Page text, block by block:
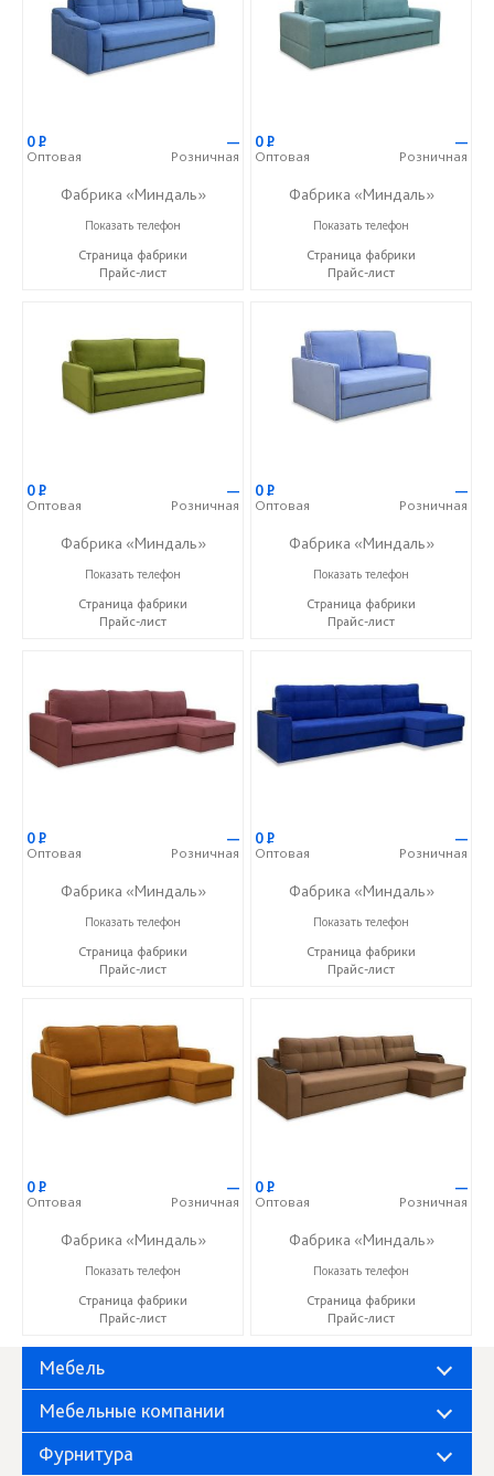
0Р
Оптовая
—
Розничная
Фабрика «Миндаль»
+7 (927) 630-62-82
Показать телефон
Страница фабрики
Прайс-лист
0Р
Оптовая
—
Розничная
Фабрика «Миндаль»
+7 (927) 630-62-82
Показать телефон
Страница фабрики
Прайс-лист
0Р
Оптовая
—
Розничная
Фабрика «Миндаль»
+7 (927) 630-62-82
Показать телефон
Страница фабрики
Прайс-лист
0Р
Оптовая
—
Розничная
Фабрика «Миндаль»
+7 (927) 630-62-82
Показать телефон
Страница фабрики
Прайс-лист
0Р
Оптовая
—
Розничная
Фабрика «Миндаль»
+7 (927) 630-62-82
Показать телефон
Страница фабрики
Прайс-лист
0Р
Оптовая
—
Розничная
Фабрика «Миндаль»
+7 (927) 630-62-82
Показать телефон
Страница фабрики
Прайс-лист
0Р
Оптовая
—
Розничная
Фабрика «Миндаль»
+7 (927) 630-62-82
Показать телефон
Страница фабрики
Прайс-лист
0Р
Оптовая
—
Розничная
Фабрика «Миндаль»
+7 (927) 630-62-82
Показать телефон
Страница фабрики
Прайс-лист
Мебель
Мебельные компании
Фурнитура